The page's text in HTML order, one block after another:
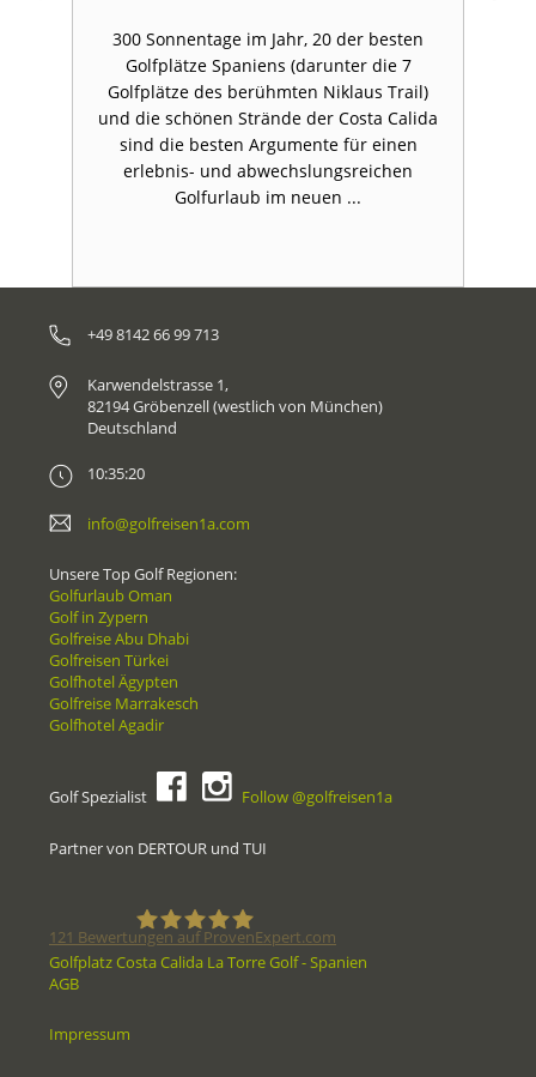
300 Sonnentage im Jahr, 20 der besten
Golfplätze Spaniens (darunter die 7
Golfplätze des berühmten Niklaus Trail)
und die schönen Strände der Costa Calida
sind die besten Argumente für einen
erlebnis- und abwechslungsreichen
Golfurlaub im neuen ...
+49 8142 66 99 713
Karwendelstrasse 1,
82194 Gröbenzell (westlich von München)
Deutschland
10:35:20
info@golfreisen1a.com
Unsere Top Golf Regionen:
Golfurlaub Oman
Golf in Zypern
Golfreise Abu Dhabi
Golfreisen Türkei
Golfhotel Ägypten
Golfreise Marrakesch
Golfhotel Agadir
Golf Spezialist Follow @golfreisen1a
Partner von DERTOUR und TUI
121 Bewertungen auf ProvenExpert.com
Golfplatz Costa Calida La Torre Golf - Spanien
AGB
Impressum